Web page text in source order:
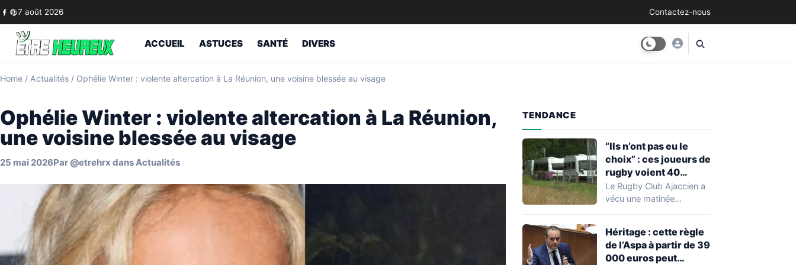
Skip to content
7 août 2026 Contactez-nous
ACCUEIL ASTUCES SANTÉ DIVERS
Home / Actualités / Ophélie Winter : violente altercation à La Réunion, une voisine blessée au visage
Ophélie Winter : violente altercation à La Réunion,
une voisine blessée au visage
25 mai 2026Par @etrehrx dansActualités
TENDANCE
“Ils n’ont pas eu le
choix” : ces joueurs de
rugby voient 40
caravanes de gens du
voyage s’installer
heure
Le Rugby Club Ajaccien a
vécu une matinée
découverte d'une…
Héritage : cette règle
de l’Aspa à partir de 39
000 euros peut